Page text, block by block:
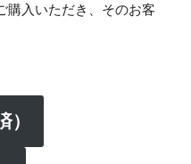
購入いただき、そのお客
）